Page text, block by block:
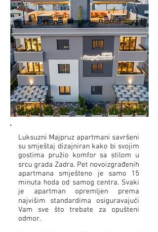
Luksuzni Majpruz apartmani savršeni
su smještaj dizajniran kako bi svojim
gostima pružio komfor sa stilom u
srcu grada Zadra. Pet novoizgrađenih
apartmana smješteno je samo 15
minuta hoda od samog centra. Svaki
je apartman opremljen prema
najvišim standardima osiguravajući
Vam sve što trebate za opušteni
odmor.